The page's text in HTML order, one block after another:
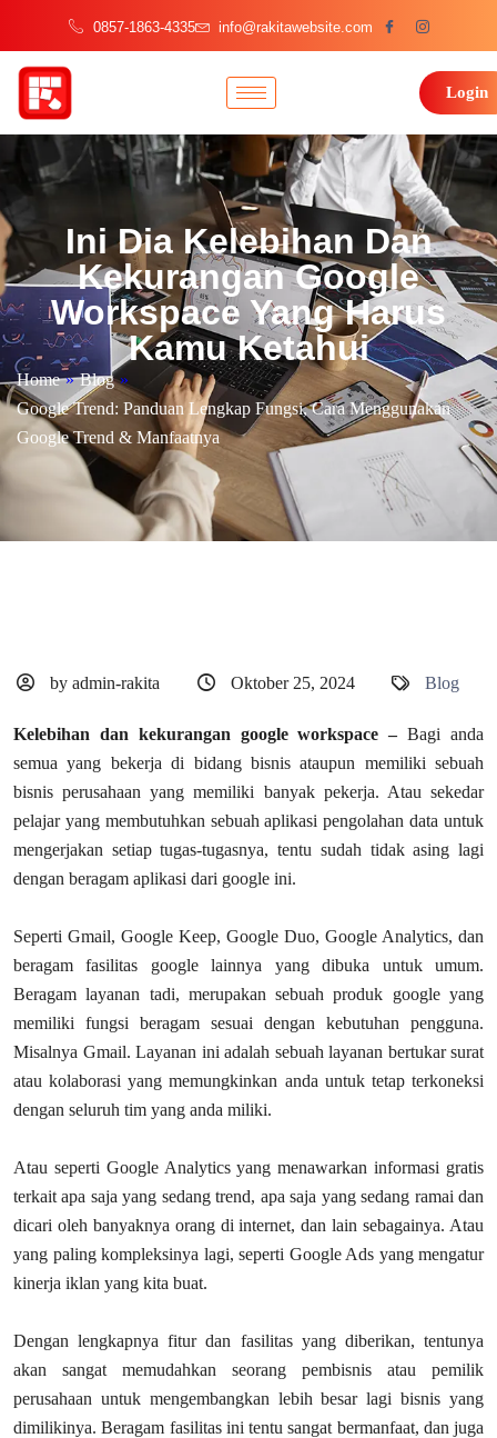
0857-1863-4335 info@rakitawebsite.com
Login
Ini Dia Kelebihan Dan
Kekurangan Google
Workspace Yang Harus
Kamu Ketahui
Home » Blog »
Google Trend: Panduan Lengkap Fungsi, Cara Menggunakan
Google Trend & Manfaatnya
by admin-rakita Oktober 25, 2024 Blog
Kelebihan dan kekurangan google workspace –Bagi anda
semua yang bekerja di bidang bisnis ataupun memiliki sebuah
bisnis perusahaan yang memiliki banyak pekerja. Atau sekedar
pelajar yang membutuhkan sebuah aplikasi pengolahan data untuk
mengerjakan setiap tugas-tugasnya, tentu sudah tidak asing lagi
dengan beragam aplikasi dari google ini.
Seperti Gmail, Google Keep, Google Duo, Google Analytics, dan
beragam fasilitas google lainnya yang dibuka untuk umum.
Beragam layanan tadi, merupakan sebuah produk google yang
memiliki fungsi beragam sesuai dengan kebutuhan pengguna.
Misalnya Gmail. Layanan ini adalah sebuah layanan bertukar surat
atau kolaborasi yang memungkinkan anda untuk tetap terkoneksi
dengan seluruh tim yang anda miliki.
Atau seperti Google Analytics yang menawarkan informasi gratis
terkait apa saja yang sedang trend, apa saja yang sedang ramai dan
dicari oleh banyaknya orang di internet, dan lain sebagainya. Atau
yang paling kompleksinya lagi, seperti Google Ads yang mengatur
kinerja iklan yang kita buat.
Dengan lengkapnya fitur dan fasilitas yang diberikan, tentunya
akan sangat memudahkan seorang pembisnis atau pemilik
perusahaan untuk mengembangkan lebih besar lagi bisnis yang
dimilikinya. Beragam fasilitas ini tentu sangat bermanfaat, dan juga